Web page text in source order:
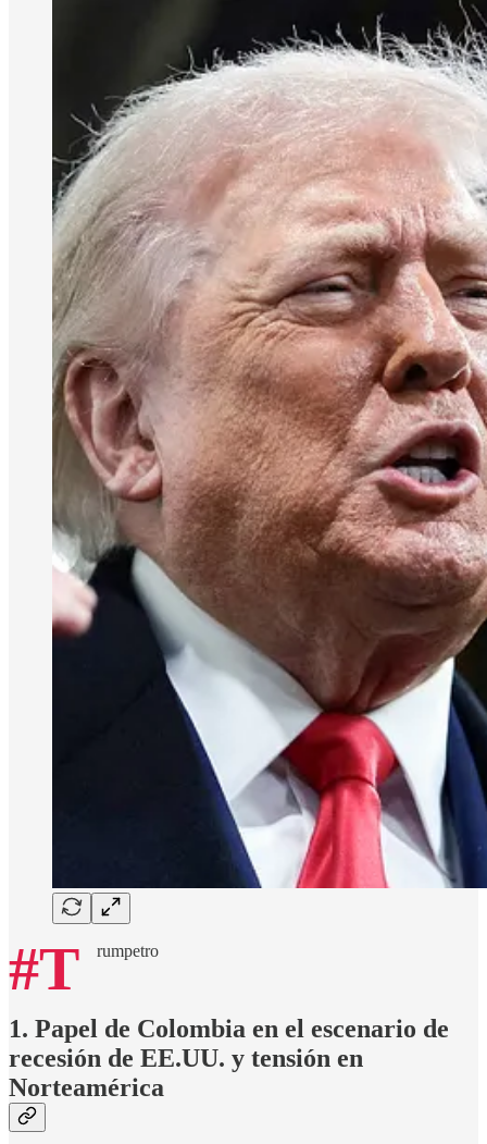
#T rumpetro
1. Papel de Colombia en el escenario de
recesión de EE.UU. y tensión en
Norteamérica